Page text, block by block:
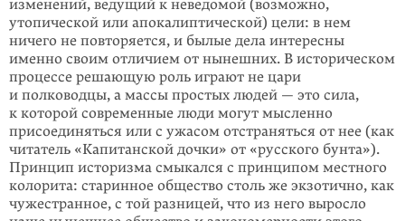
измене­ний, ведущий к неведомой (возможно,
утопической или апокалиптической) цели: в нем
ничего не повторяется, и былые дела интересны
именно своим отличием от нынешних. В историческом
процессе решающую роль играют не цари
и полководцы, а массы простых людей — это сила,
к которой совре­менные люди могут мысленно
присоединяться или с ужасом отстраняться от нее (как
читатель «Капитанской дочки» от «русского бунта»).
Принцип историзма смыкался с принципом местного
колорита: старинное общество столь же экзотично, как
чужестранное, с той разницей, что из него выросло